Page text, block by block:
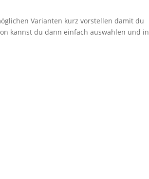
Varianten kurz vorstellen damit du
kannst du dann einfach auswählen und in